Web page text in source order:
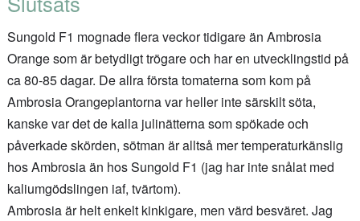
Sungold F1 mognade flera veckor tidigare än Ambrosia
Orange som är betydligt trögare och har en utvecklingstid på
ca 80-85 dagar. De allra första tomaterna som kom på
Ambrosia Orangeplantorna var heller inte särskilt söta,
kanske var det de kalla julinätterna som spökade och
påverkade skörden, sötman är alltså mer temperaturkänslig
hos Ambrosia än hos Sungold F1 (jag har inte snålat med
kaliumgödslingen iaf, tvärtom).
Ambrosia är helt enkelt kinkigare, men värd besväret. Jag